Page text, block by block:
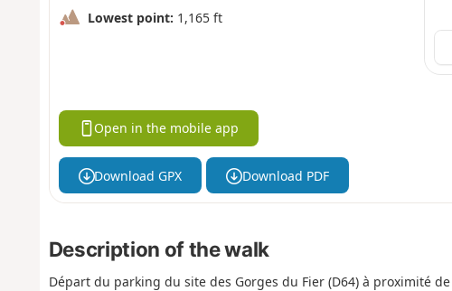
Lowest point: 1,165 ft
Open in the mobile app
Download GPX Download PDF
Description of the walk
Départ du parking du site des Gorges du Fier (D64) à proximité de